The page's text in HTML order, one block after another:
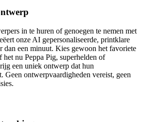
in te huren of genoegen te nemen met
onze AI gepersonaliseerde, printklare
dan een minuut. Kies gewoon het favoriete
nu Peppa Pig, superhelden of
een uniek ontwerp dat hun
Geen ontwerpvaardigheden vereist, geen